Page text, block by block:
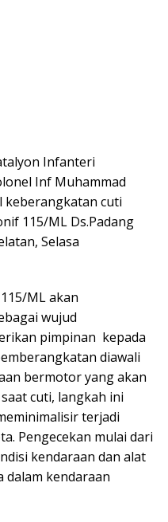
Infanteri
Inf Muhammad
keberangkatan cuti
115/ML Ds.Padang
Selasa
ML akan
wujud
pimpinan kepada
diawali
bermotor yang akan
cuti, langkah ini
terjadi
Pengecekan mulai dari
kendaraan dan alat
dalam kendaraan